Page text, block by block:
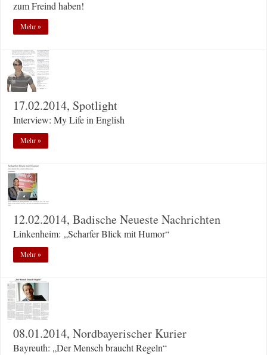
zum Freind haben!
Mehr »
17.02.2014, Spotlight
Interview: My Life in English
Mehr »
12.02.2014, Badische Neueste Nachrichten
Linkenheim: „Scharfer Blick mit Humor“
Mehr »
08.01.2014, Nordbayerischer Kurier
Bayreuth: „Der Mensch braucht Regeln“